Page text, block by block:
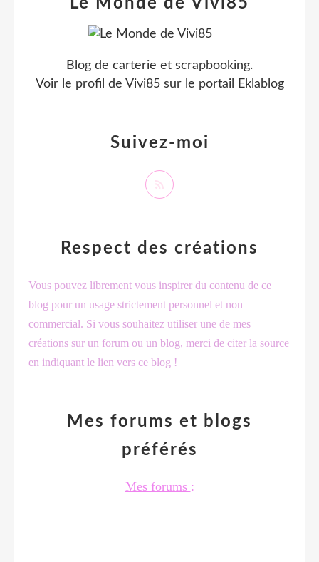
Le Monde de Vivi85
Blog de carterie et scrapbooking.
Voir le profil de Vivi85sur le portail Eklablog
Suivez-moi
Respect des créations
Vous pouvez librement vous inspirer du contenu de ce
blog pour un usage strictement personnel et non
commercial. Si vous souhaitez utiliser une de mes
créations sur un forum ou un blog, merci de citer la source
en indiquant le lien vers ce blog !
Mes forums et blogs
préférés
Mes forums :